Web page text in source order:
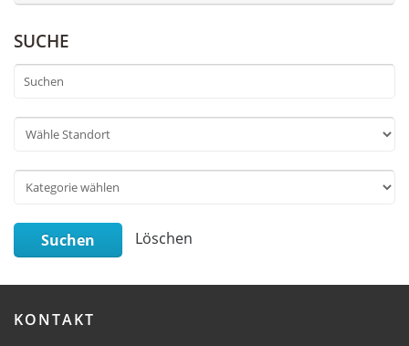
SUCHE
Suchen Löschen
KONTAKT